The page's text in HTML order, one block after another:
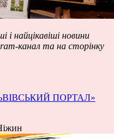
і найцікавіші новини
канал та на сторінку
ПОРТАЛ»